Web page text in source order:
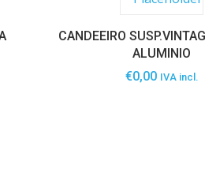
CANDEEIRO
ALUMINIO
€0,00 IVA incl.